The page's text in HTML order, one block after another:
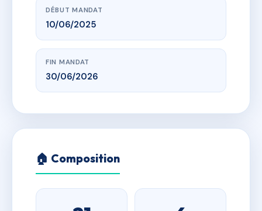
DÉBUT MANDAT
10/06/2025
FIN MANDAT
30/06/2026
🏠 Composition